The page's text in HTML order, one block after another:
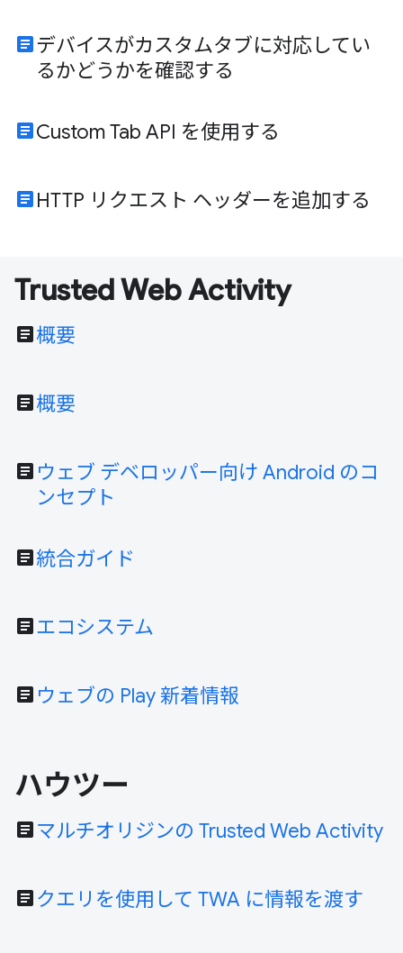
articleデバイスがカスタムタブに対応してい
るかどうかを確認する
articleCustom Tab API を使用する
article HTTP リクエスト ヘッダーを追加する
Trusted Web Activity
article概要
article概要
article ウェブ デベロッパー向け Android のコ
ンセプト
article統合ガイド
articleエコシステム
article ウェブの Play 新着情報
ハウツー
article マルチオリジンの Trusted Web Activity
article クエリを使用して TWA に情報を渡す